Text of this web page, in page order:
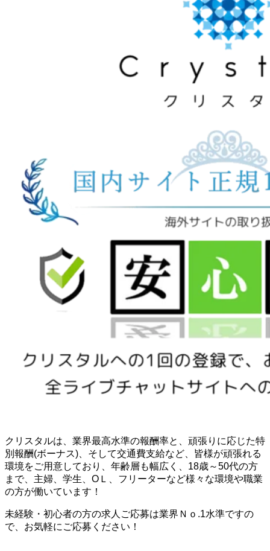
クリスタルは、業界最高水準の報酬率と、頑張りに応じた特
別報酬(ボーナス)、そして交通費支給など、皆様が頑張れる
環境をご用意しており、年齢層も幅広く、18歳～50代の方
まで、主婦、学生、OＬ、フリーターなど様々な環境や職業
の方が働いています！
未経験・初心者の方の求人ご応募は業界Ｎｏ.1水準ですの
で、お気軽にご応募ください！